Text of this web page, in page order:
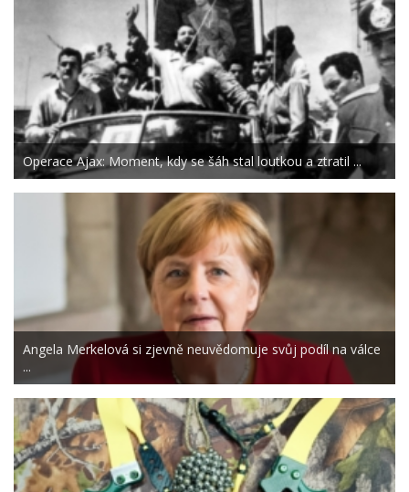
Operace Ajax: Moment, kdy se šáh stal loutkou a ztratil ...
Angela Merkelová si zjevně neuvědomuje svůj podíl na válce
...